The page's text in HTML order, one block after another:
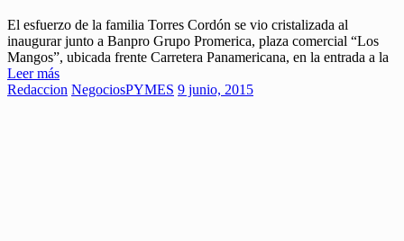
El esfuerzo de la familia Torres Cordón se vio cristalizada al
inaugurar junto a Banpro Grupo Promerica, plaza comercial “Los
Mangos”, ubicada frente Carretera Panamericana, en la entrada a la
Leer más
Redaccion NegociosPYMES 9 junio, 2015